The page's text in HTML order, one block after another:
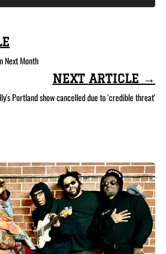
Next Month
NEXT ARTICLE →
Portland show cancelled due to 'credible threat'